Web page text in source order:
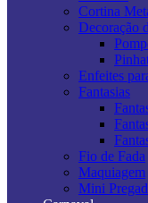
Cortina
Decoração
Enfeites
Fantasias
Fio de Fada
Maquiagem
Mini